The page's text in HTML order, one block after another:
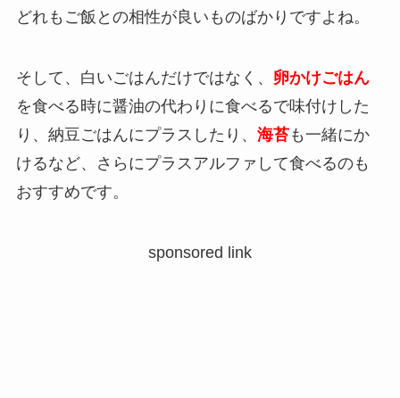
どれもご飯との相性が良いものばかりですよね。
そして、白いごはんだけではなく、 卵かけごはん
を食べる時に醤油の代わりに食べるで味付けした
り、納豆ごはんにプラスしたり、 海苔も一緒にか
けるなど、さらにプラスアルファして食べるのも
おすすめです。
sponsored link